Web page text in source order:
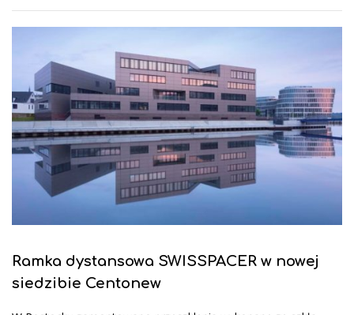
Ramka dystansowa SWISSPACER w nowej
siedzibie Centonew